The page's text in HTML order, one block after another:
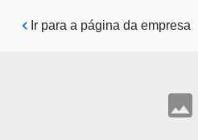
Pular para o conteúdo principal
Ir para a página da empresa